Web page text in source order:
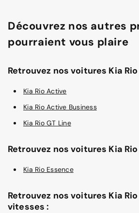
Découvrez nos autres
pourraient vous plaire
Retrouvez nos voitures Kia
Kia Rio Active
Kia Rio Active Business
Kia Rio GT Line
Retrouvez nos voitures Kia
Kia Rio Essence
Retrouvez nos voitures Kia
vitesses :